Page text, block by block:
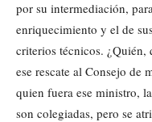
por su intermediación,
enriquecimiento y el de
criterios técnicos. ¿Quién,
ese rescate al Consejo de
quien fuera ese ministro,
son colegiadas, pero se